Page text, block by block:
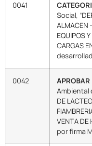
0041
Social,
ALMACEN
EQUIPOS
CARGAS
0042 APROBAR
Ambiental
DE
VENTA DE
por firma